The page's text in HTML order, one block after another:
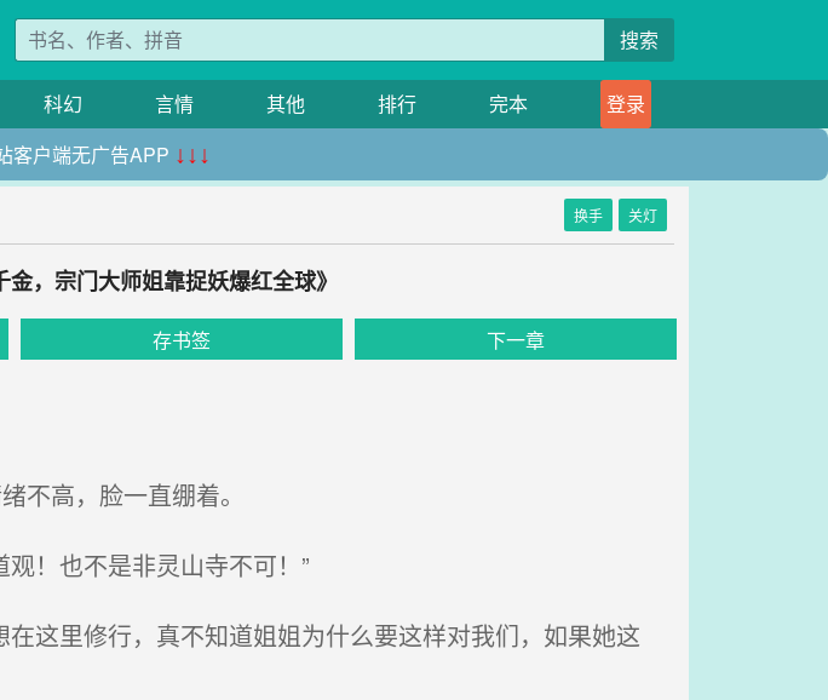
搜索
科幻 言情 其他 排行 完本
登录
客户端无广告APP ↓↓↓
换手 关灯
，宗门大师姐靠捉妖爆红全球》
存书签 下一章
不高，脸一直绷着。
！也不是非灵山寺不可！”
这里修行，真不知道姐姐为什么要这样对我们，如果她这